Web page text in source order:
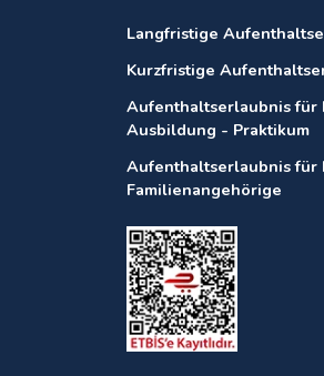
Langfristige
Kurzfristige
Aufenthaltserlaubnis für
Ausbildung - Praktikum
Aufenthaltserlaubnis für
Familienangehörige